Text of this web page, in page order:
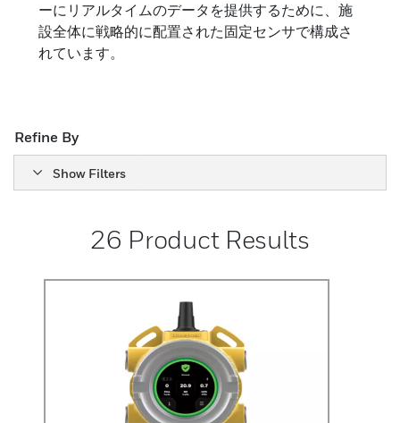
ーにリアルタイムのデータを提供するために、施
設全体に戦略的に配置された固定センサで構成さ
れています。
Refine By
Show Filters
26 Product Results